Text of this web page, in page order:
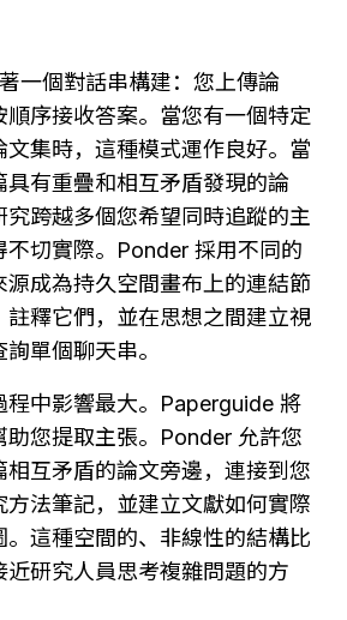
一個對話串構建：您上傳論
序接收答案。當您有一個特定
文集時，這種模式運作良好。當
具有重疊和相互矛盾發現的論
跨越多個您希望同時追蹤的主
不切實際。Ponder 採用不同的
成為持久空間畫布上的連結節
註釋它們，並在思想之間建立視
單個聊天串。
程中影響最大。Paperguide 將
助您提取主張。Ponder 允許您
互矛盾的論文旁邊，連接到您
法筆記，並建立文獻如何實際
這種空間的、非線性的結構比
近研究人員思考複雜問題的方